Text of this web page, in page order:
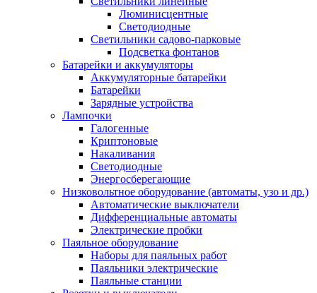
Люминисцентные
Светодиодные
Светильники садово-парковые
Подсветка фонтанов
Батарейки и аккумуляторы
Аккумуляторные батарейки
Батарейки
Зарядные устройства
Лампочки
Галогенные
Криптоновые
Накаливания
Светодиодные
Энергосберегающие
Низковольтное оборудование (автоматы, узо и др.)
Автоматические выключатели
Дифференциальные автоматы
Электрические пробки
Паяльное оборудование
Наборы для паяльных работ
Паяльники электрические
Паяльные станции